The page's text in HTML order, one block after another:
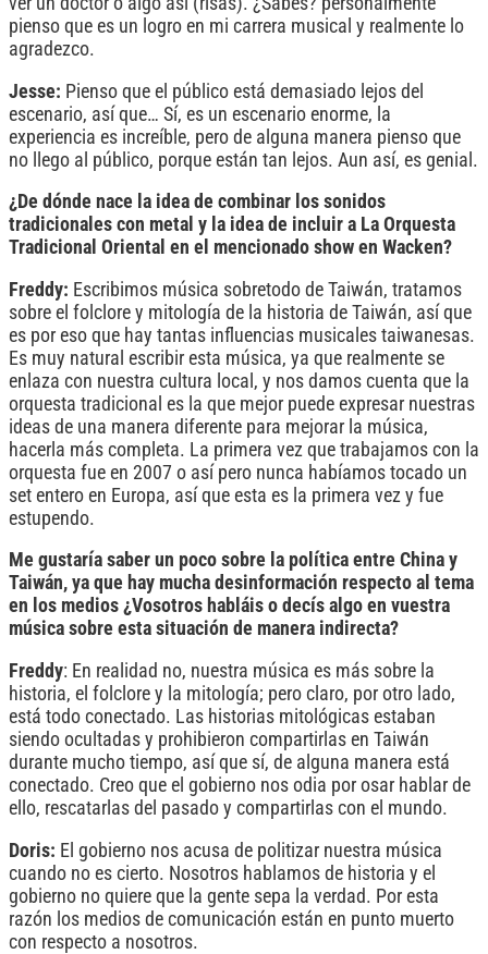
pienso que es un logro en mi carrera musical y realmente lo
agradezco.
Jesse: Pienso que el público está demasiado lejos del
escenario, así que… Sí, es un escenario enorme, la
experiencia es increíble, pero de alguna manera pienso que
no llego al público, porque están tan lejos. Aun así, es genial.
¿De dónde nace la idea de combinar los sonidos
tradicionales con metal y la idea de incluir a La Orquesta
Tradicional Oriental en el mencionado show en Wacken?
Freddy: Escribimos música sobretodo de Taiwán, tratamos
sobre el folclore y mitología de la historia de Taiwán, así que
es por eso que hay tantas influencias musicales taiwanesas.
Es muy natural escribir esta música, ya que realmente se
enlaza con nuestra cultura local, y nos damos cuenta que la
orquesta tradicional es la que mejor puede expresar nuestras
ideas de una manera diferente para mejorar la música,
hacerla más completa. La primera vez que trabajamos con la
orquesta fue en 2007 o así pero nunca habíamos tocado un
set entero en Europa, así que esta es la primera vez y fue
estupendo.
Me gustaría saber un poco sobre la política entre China y
Taiwán, ya que hay mucha desinformación respecto al tema
en los medios ¿Vosotros habláis o decís algo en vuestra
música sobre esta situación de manera indirecta?
Freddy: En realidad no, nuestra música es más sobre la
historia, el folclore y la mitología; pero claro, por otro lado,
está todo conectado. Las historias mitológicas estaban
siendo ocultadas y prohibieron compartirlas en Taiwán
durante mucho tiempo, así que sí, de alguna manera está
conectado. Creo que el gobierno nos odia por osar hablar de
ello, rescatarlas del pasado y compartirlas con el mundo.
Doris: El gobierno nos acusa de politizar nuestra música
cuando no es cierto. Nosotros hablamos de historia y el
gobierno no quiere que la gente sepa la verdad. Por esta
razón los medios de comunicación están en punto muerto
con respecto a nosotros.